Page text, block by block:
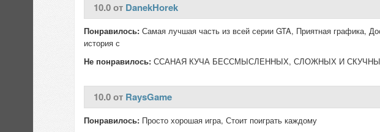
10.0 от DanekHorek
Понравилось: Самая лучшая часть из всей серии GTA, Приятная графика,
история с
Не понравилось: ССАНАЯ КУЧА БЕССМЫСЛЕННЫХ, СЛОЖНЫХ И
10.0 от RaysGame
Понравилось: Просто хорошая игра, Стоит поиграть каждому